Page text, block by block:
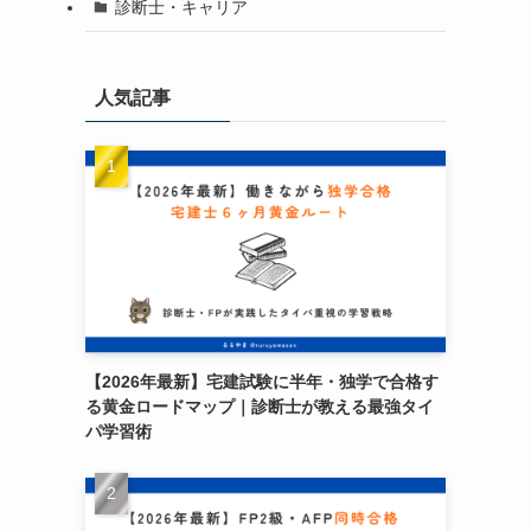
診断士・キャリア
人気記事
【2026年最新】宅建試験に半年・独学で合格す
る黄金ロードマップ｜診断士が教える最強タイ
パ学習術